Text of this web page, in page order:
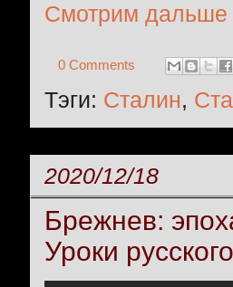
Смотрим
0 Comments
Тэги: Сталин,
2020/12/18
Брежнев:
Уроки